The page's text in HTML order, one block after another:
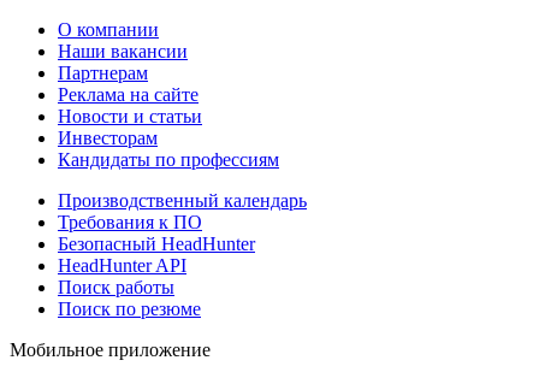
О компании
Наши вакансии
Партнерам
Реклама на сайте
Новости и статьи
Инвесторам
Кандидаты по профессиям
Производственный календарь
Требования к ПО
Безопасный HeadHunter
HeadHunter API
Поиск работы
Поиск по резюме
Мобильное приложение